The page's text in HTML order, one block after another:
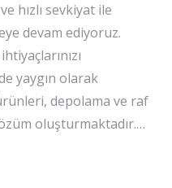
hızlı sevkiyat ile
devam ediyoruz.
yaygın olarak
depolama ve raf
oluşturmaktadır.…